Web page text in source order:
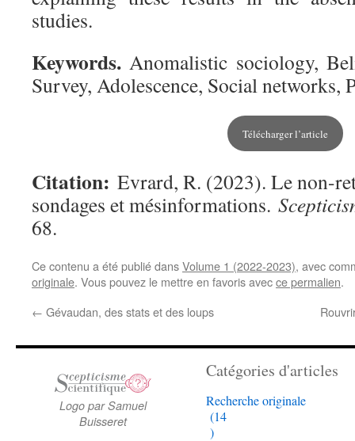
studies.
Keywords.Anomalistic sociology,
Survey, Adolescence, Social networks,
Télécharger l’article
Citation: Evrard, R. (2023). Le non-
sondages et mésinformations.
68.
Ce contenu a été publié dansVolume 1 (2022-2023), avec
originale. Vous pouvez le mettre en favoris avecce permalien.
← Gévaudan, des stats et des loups
Logo par Samuel
Buisseret
Catégories d'articles
Recherche originale
(14
)